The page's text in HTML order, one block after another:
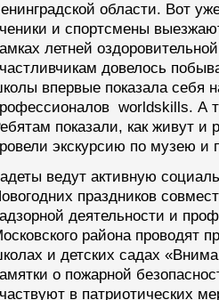
области. Вот
и спортсмены
летней
довелось
впервые показала себя
worldskills. А
показали, как живут
экскурсию по музею и
ведут активную
праздников
деятельности и
района проводят
и детских садах
о пожарной
в патриотических